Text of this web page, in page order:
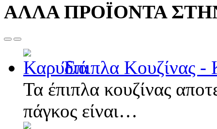
ΑΛΛΑ ΠΡΟΪΟΝΤΑ
Έπιπλα Κουζίνας -
Τα έπιπλα κουζίνας
πάγκος είναι…